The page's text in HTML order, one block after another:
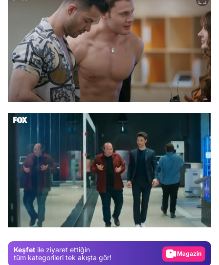
/
Keşfet ile ziyaret ettiğin
tüm kategorileri tek akışta gör!
Video
Test
Gündem
Video